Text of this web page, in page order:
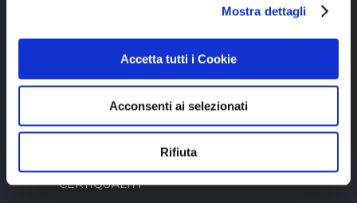
Mostra dettagli
Accetta tutti i Cookie
Acconsenti ai selezionati
Rifiuta
CERTIQUALITY